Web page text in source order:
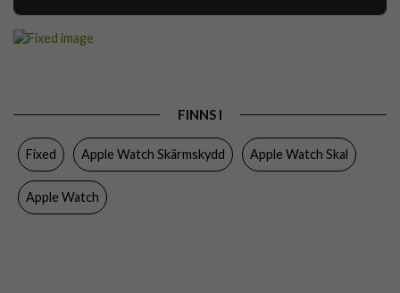
Färg Genomskinlig
Varumärke
FINNS I
Fixed Apple Watch Skärmskydd Apple Watch Skal
Apple Watch